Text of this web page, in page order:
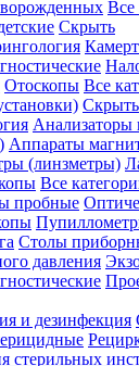
Все
Скрыть
Отоскопы Все
Скрыть
Анализаторы
Аппараты
(линзметры)
Все
пробные
Столы
давления
и дезинфекция
стерильных